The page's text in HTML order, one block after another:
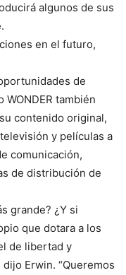
algunos de sus
en el futuro,
de
también
contenido original,
y películas a
comunicación,
de distribución de
grande? ¿Y si
que dotara a los
de libertad y
Erwin. “Queremos